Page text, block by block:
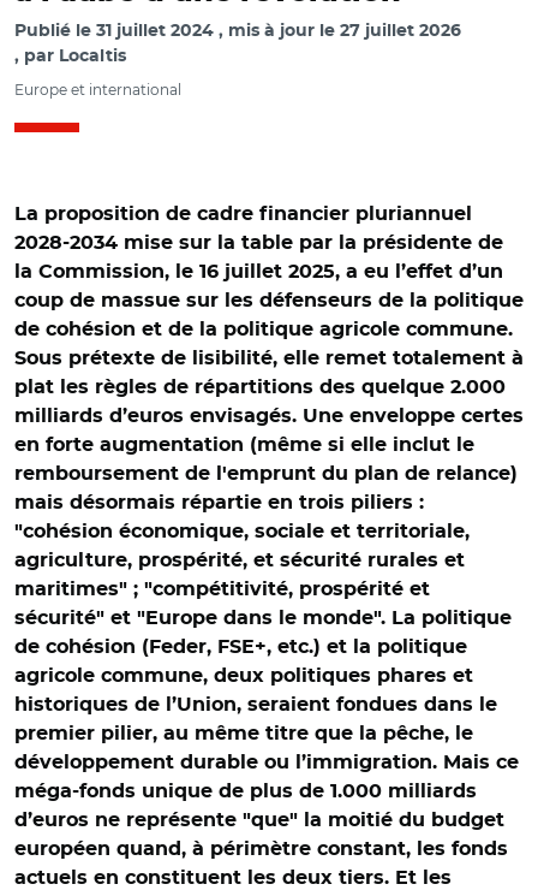
Publié le 31 juillet 2024 mis à jour le 27 juillet 2026
par Localtis
Europe et international
La proposition de cadre financier pluriannuel
2028-2034 mise sur la table par la présidente de
la Commission, le 16 juillet 2025, a eu l’effet d’un
coup de massue sur les défenseurs de la politique
de cohésion et de la politique agricole commune.
Sous prétexte de lisibilité, elle remet totalement à
plat les règles de répartitions des quelque 2.000
milliards d’euros envisagés. Une enveloppe certes
en forte augmentation (même si elle inclut le
remboursement de l'emprunt du plan de relance)
mais désormais répartie en trois piliers :
"cohésion économique, sociale et territoriale,
agriculture, prospérité, et sécurité rurales et
maritimes" ; "compétitivité, prospérité et
sécurité" et "Europe dans le monde". La politique
de cohésion (Feder, FSE+, etc.) et la politique
agricole commune, deux politiques phares et
historiques de l’Union, seraient fondues dans le
premier pilier, au même titre que la pêche, le
développement durable ou l’immigration. Mais ce
méga-fonds unique de plus de 1.000 milliards
d’euros ne représente "que" la moitié du budget
européen quand, à périmètre constant, les fonds
actuels en constituent les deux tiers. Et les